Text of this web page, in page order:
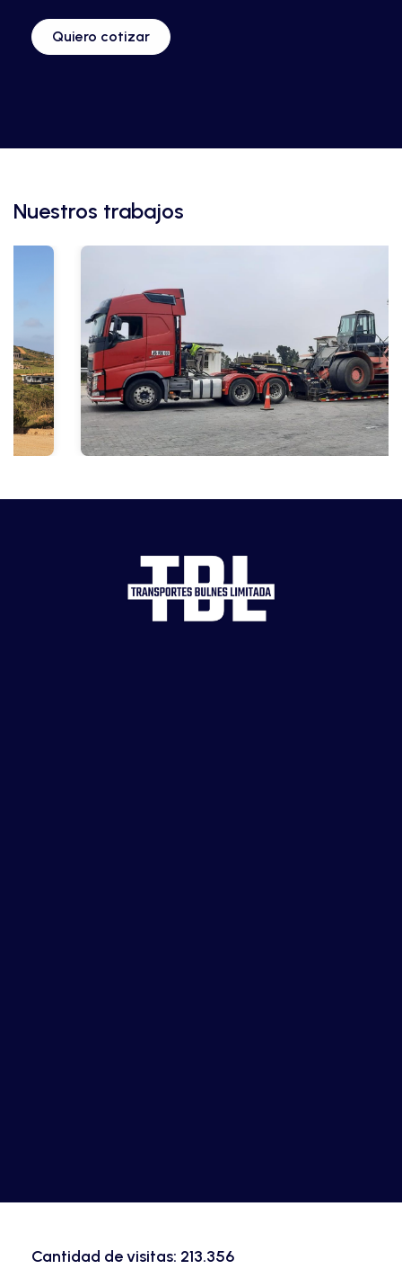
Quiero cotizar
Nuestros trabajos
Cantidad de visitas: 213.356